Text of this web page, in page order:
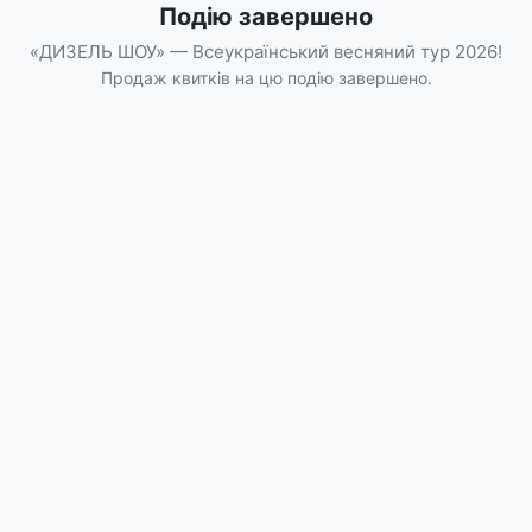
Подію завершено
«ДИЗЕЛЬ ШОУ» — Всеукраїнський весняний тур 2026!
Продаж квитків на цю подію завершено.